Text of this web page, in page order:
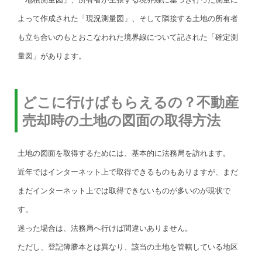
よって作成された「現況測量図」、そして隣接する土地の所有者
も立ち合いのもとおこなわれた境界線について記された「確定測
量図」があります。
どこに行けばもらえるの？不動産
売却時の土地の図面の取得方法
土地の図面を取得するためには、基本的に法務局を訪れます。
近年ではインターネット上で取得できるものもありますが、まだ
まだインターネット上では取得できないものが多いのが現状で
す。
迷った場合は、法務局へ行けば間違いありません。
ただし、登記簿謄本とは異なり、該当の土地を管轄している地区